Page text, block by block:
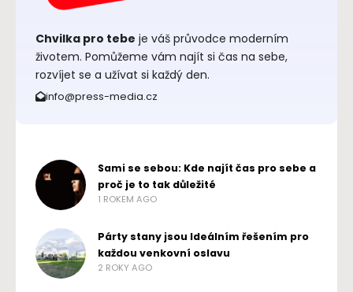
Chvilka pro tebe je váš průvodce moderním
životem. Pomůžeme vám najít si čas na sebe,
rozvíjet se a užívat si každý den.
info@press-media.cz
Sami se sebou: Kde najít čas pro sebe a
proč je to tak důležité
1 ROKEM AGO
Párty stany jsou Ideálním řešením pro
každou venkovní oslavu
2 ROKY AGO